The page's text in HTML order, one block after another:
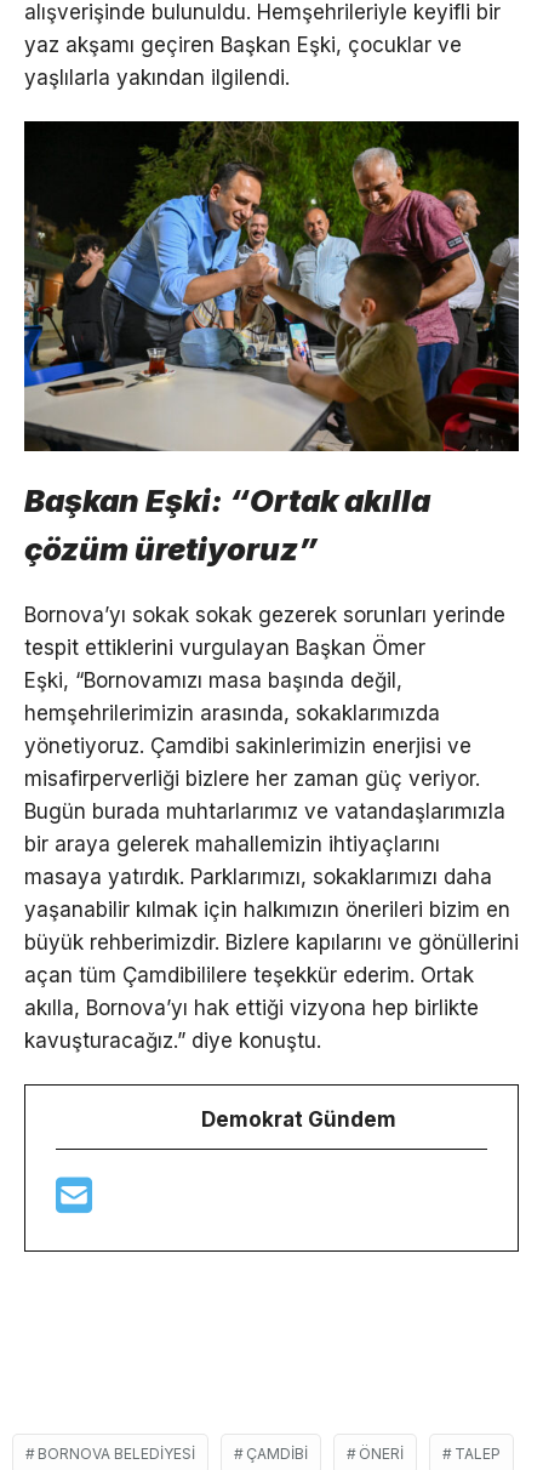
alışverişinde bulunuldu. Hemşehrileriyle keyifli bir
yaz akşamı geçiren Başkan Eşki, çocuklar ve
yaşlılarla yakından ilgilendi.
Başkan Eşki: “Ortak akılla
çözüm üretiyoruz”
Bornova’yı sokak sokak gezerek sorunları yerinde
tespit ettiklerini vurgulayan Başkan Ömer
Eşki, “Bornovamızı masa başında değil,
hemşehrilerimizin arasında, sokaklarımızda
yönetiyoruz. Çamdibi sakinlerimizin enerjisi ve
misafirperverliği bizlere her zaman güç veriyor.
Bugün burada muhtarlarımız ve vatandaşlarımızla
bir araya gelerek mahallemizin ihtiyaçlarını
masaya yatırdık. Parklarımızı, sokaklarımızı daha
yaşanabilir kılmak için halkımızın önerileri bizim en
büyük rehberimizdir. Bizlere kapılarını ve gönüllerini
açan tüm Çamdibililere teşekkür ederim. Ortak
akılla, Bornova’yı hak ettiği vizyona hep birlikte
kavuşturacağız.” diye konuştu.
Demokrat Gündem
BORNOVA BELEDIYESI ÇAMDIBI ÖNERI TALEP